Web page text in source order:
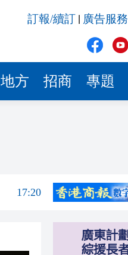
訂報/續訂 廣告服務
地方 招商 專題
17:18
16:40
17:20